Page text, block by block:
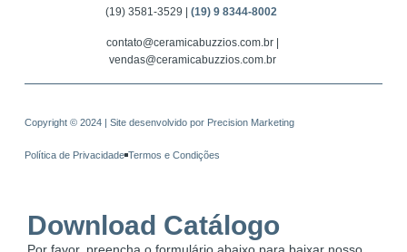
(19) 3581-3529 | (19) 9 8344-8002
contato@ceramicabuzzios.com.br |
vendas@ceramicabuzzios.com.br
Copyright © 2024 | Site desenvolvido por Precision Marketing
Política de Privacidade Termos e Condições
Download Catálogo